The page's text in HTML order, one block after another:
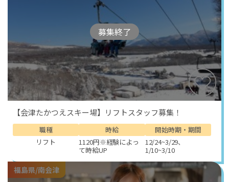
募集終了
【会津たかつえスキー場】リフトスタッフ募集！
職種
リフト
時給
1120円※経験によっ
て時給UP
開始時期・期間
12/24~3/29、
1/10~3/10
福島県/南会津